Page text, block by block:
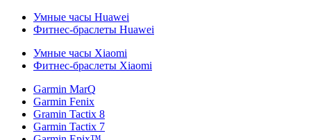
Умные часы Huawei
Фитнес-браслеты Huawei
Умные часы Xiaomi
Фитнес-браслеты Xiaomi
Garmin MarQ
Garmin Fenix
Gramin Tactix 8
Garmin Tactix 7